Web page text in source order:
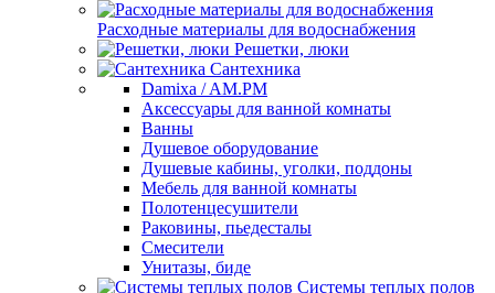
Расходные материалы для водоснабжения
Решетки, люки
Сантехника
Damixa / AM.PM
Аксессуары для ванной комнаты
Ванны
Душевое оборудование
Душевые кабины, уголки, поддоны
Мебель для ванной комнаты
Полотенцесушители
Раковины, пьедесталы
Смесители
Унитазы, биде
Системы теплых полов